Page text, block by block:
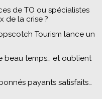
de TO ou spécialistes
de la crise ?
Tourism lance un
beau temps… et oublient
payants satisfaits…